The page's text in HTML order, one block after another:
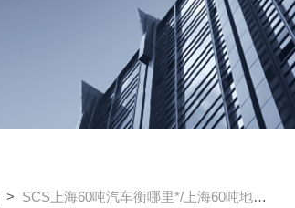
> SCS上海60吨汽车衡哪里*/上海60吨地上衡哪里*